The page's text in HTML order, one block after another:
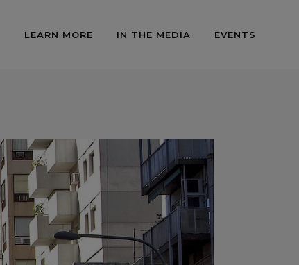
LEARN MORE IN THE MEDIA EVENTS